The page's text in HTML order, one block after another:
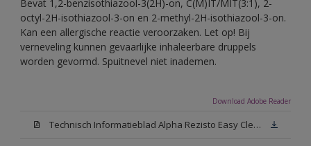
Bevat 1,2-benzisothiazool-3(2H)-on, C(M)IT/MIT(3:1), 2-
octyl-2H-isothiazool-3-on en 2-methyl-2H-isothiazool-3-on.
Kan een allergische reactie veroorzaken. Let op! Bij
verneveling kunnen gevaarlijke inhaleerbare druppels
worden gevormd. Spuitnevel niet inademen.
Download Adobe Reader
Technisch Informatieblad Alpha Rezisto Easy Clean (PDF)